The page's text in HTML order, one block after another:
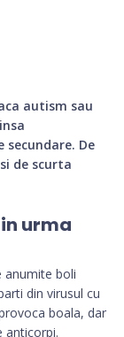
autism sau
De
de scurta
urma
anumite boli
din virusul cu
boala, dar
anticorpi.